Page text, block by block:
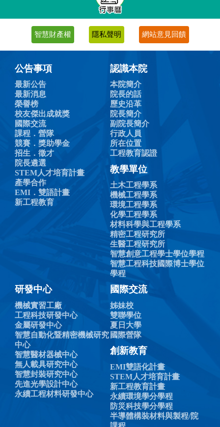
智慧財產權 隱私聲明 網站意見回饋
公告事項
最新公告
最新消息
榮譽榜
校友傑出成就獎
國際交流
課程．營隊
競賽．獎助學金
招生．徵才
院長遴選
STEM人才培育計畫
產學合作
EMI．雙語計畫
新工程教育
認識本院
本院簡介
院長的話
歷史沿革
院長簡介
副院長簡介
行政人員
所在位置
工程教育認證
教學單位
土木工程學系
機械工程學系
環境工程學系
化學工程學系
材料科學與工程學系
精密工程研究所
生醫工程研究所
智慧創意工程學士學位學程
智慧工程科技國際博士學位
學程
研發中心
機械實習工廠
工程科技研發中心
金屬研發中心
智慧自動化暨精密機械研究
中心
智慧醫材器械中心
無人載具研究中心
智慧封裝研究中心
先進光學設計中心
永續工程材料研發中心
國際交流
姊妹校
雙聯學位
夏日大學
國際營隊
創新教育
EMI雙語化計畫
STEM人才培育計畫
新工程教育計畫
永續環境學分學程
防災科技學分學程
半導體構裝材料與製程/院